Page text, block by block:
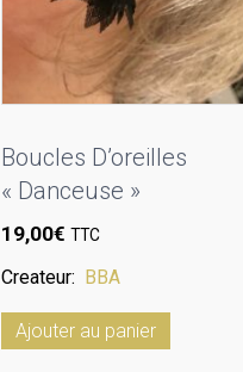
Boucles D’oreilles
« Danceuse »
19,00€ TTC
Createur: BBA
Ajouter au panier